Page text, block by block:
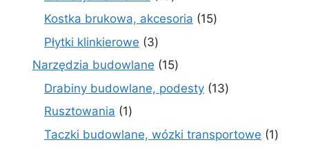
produktów
Kostka brukowa, akcesoria 1515
Płytki klinkierowe 33
produkty
Narzędzia budowlane 1515
produktów
Drabiny budowlane, podesty 1313
Rusztowania 11
produkt
Taczki budowlane, wózki transportowe 11